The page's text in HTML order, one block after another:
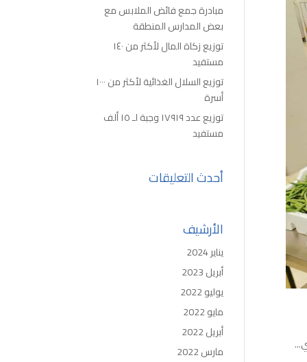
مبادرة جمع فائض الملابس مع
بعض المدارس المنطقة
توزيع زكاة المال لأكثر من ١٤٠
مستفيد
توزيع السلال الغذائية لأكثر من ١٠٠٠
أسرة
توزيع عدد ١٧٩١٩ وجبة لـ ١٥ ألف
مستفيد
أحدث التعليقات
الأرشيف
يناير 2024
أبريل 2023
يوليو 2022
مايو 2022
أبريل 2022
مارس 2022